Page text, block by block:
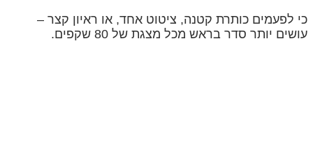
כי לפעמים כותרת קטנה, ציטוט אחד, או ראיון קצר –
עושים יותר סדר בראש מכל מצגת של 80 שקפים.